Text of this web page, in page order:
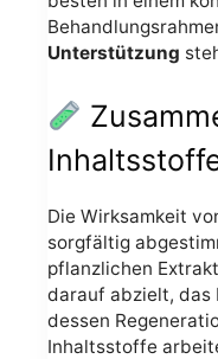
Unterstützung
Die Wirksamkeit
sorgfältig
pflanzlichen
darauf abzielt, das
dessen
Inhaltsstoffe